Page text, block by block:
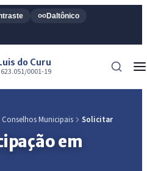
Daltônico
do Curu
0001-19
Conselhos Municipais Solicitar
em